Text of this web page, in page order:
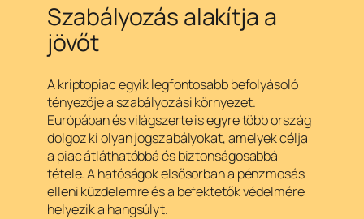
Szabályozás alakítja a
jövőt
A kriptopiac egyik legfontosabb befolyásoló
tényezője a szabályozási környezet.
Európában és világszerte is egyre több ország
dolgoz ki olyan jogszabályokat, amelyek célja
a piac átláthatóbbá és biztonságosabbá
tétele. A hatóságok elsősorban a pénzmosás
elleni küzdelemre és a befektetők védelmére
helyezik a hangsúlyt.